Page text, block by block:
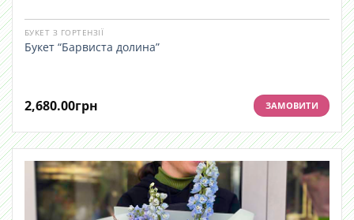
БУКЕТ З ГОРТЕНЗІЇ
Букет “Барвиста долина”
2,680.00грн ЗАМОВИТИ